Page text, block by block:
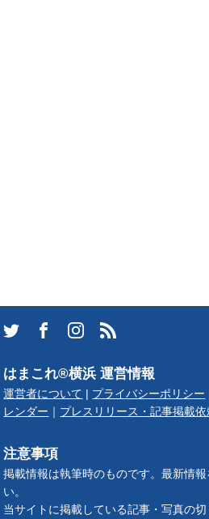
はまこれ®横浜 運営情報
運営者について プライバシーポリシー
レンダー
プレスリリース・記事掲載依
注意事項
掲載情報は執筆時のものです。最新情
い。
当サイトに掲載している記事・写真の